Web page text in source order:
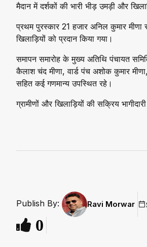
मैदान में दर्शकों की भारी भीड़ उमड़ी और
प्रथम पुरस्कार 21 हजार अनिल कुमार
खिलाड़ियों को प्रदान किया गया।
समापन समारोह के मुख्य अतिथि पंचायत
कैलाश चंद मीणा, वार्ड पंच अशोक कुमार
सहित कई गणमान्य उपस्थित रहे।
ग्रामीणों और खिलाड़ियों की सक्रिय
Publish By: Ravi Morwar
0